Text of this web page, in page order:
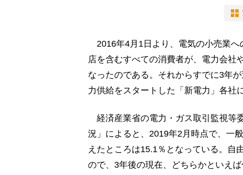
2016年4月1日より、電気の小売業へ
店を含むすべての消費者が、電力会社
なったのである。それからすでに3年
力供給をスタートした「新電力」各社
経済産業省の電力・ガス取引監視等
況」によると、2019年2月時点で、一
えたところは15.1％となっている。自
ので、3年後の現在、どちらかといえ